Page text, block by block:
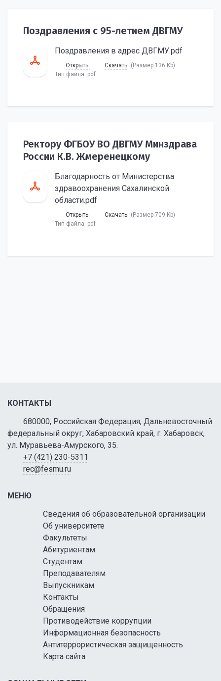
Поздравления с 95-летием ДВГМУ
Поздравления в адрес ДВГМУ.pdf
Открыть Скачать (Размер 136 Kb)
Тип файла: pdf
Ректору ФГБОУ ВО ДВГМУ Минздрава
России К.В. Жмеренецкому
Благодарность от Министерства
здравоохранения Сахалинской
области.pdf
Открыть Скачать (Размер 709 Kb)
Тип файла: pdf
КОНТАКТЫ
680000, Российская Федерация, Дальневосточный
федеральный округ, Хабаровский край, г. Хабаровск,
ул. Муравьева-Амурского, 35.
+7 (421) 230-5311
rec@fesmu.ru
МЕНЮ
Сведения об образовательной организации
Об университете
Факультеты
Абитуриентам
Студентам
Преподавателям
Выпускникам
Контакты
Обращения
Противодействие коррупции
Информационная безопасность
Антитеррористическая защищенность
Карта сайта